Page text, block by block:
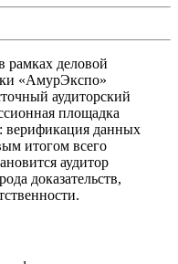
рамках деловой
«АмурЭкспо»
аудиторский
площадка
верификация данных
итогом всего
аудитор
доказательств,